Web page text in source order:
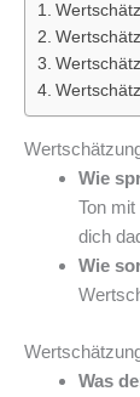
Wie
Ton
dich
Wie
Was